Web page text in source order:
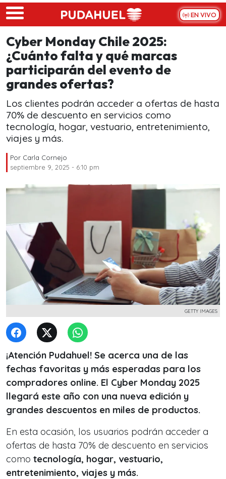
Skip to main content
EN VIVO
Cyber Monday Chile 2025:
¿Cuánto falta y qué marcas
participarán del evento de
grandes ofertas?
Los clientes podrán acceder a ofertas de hasta
70% de descuento en servicios como
tecnología, hogar, vestuario, entretenimiento,
viajes y más.
Por Carla Cornejo
septiembre 9, 2025 - 6:10 pm
GETTY IMAGES
¡Atención Pudahuel! Se acerca una de las
fechas favoritas y más esperadas para los
compradores online. El Cyber Monday 2025
llegará este año con una nueva edición y
grandes descuentos en miles de productos.
En esta ocasión, los usuarios podrán acceder a
ofertas de hasta 70% de descuento en servicios
como tecnología, hogar, vestuario,
entretenimiento, viajes y más.